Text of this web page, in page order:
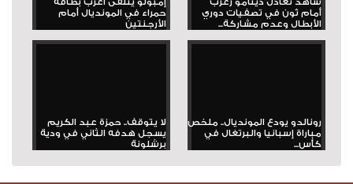
شاهد تعادل دينامو زغرب
أمام ثون في تصفيات دوري
الأبطال وعدم مشاركة...
إمبولو يتلقى أغرب بطاقة
حمراء في المونديال أمام
الأرجنتين
رونالدو يودع المونديال.. ملخص
مباراة إسبانيا والبرتغال في
كأس...
لا يتوقف.. حمزة عبد الكريم
يسجل هدفه الثاني في ودية
برشلونة